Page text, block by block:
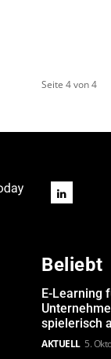
Seite 4 von 4
Beliebt
E-Learning
spielerisch
AKTUELL 5.